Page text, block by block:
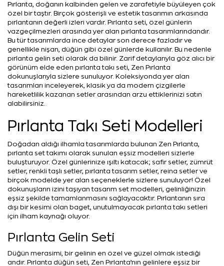
Pırlanta, doğanın kalbinden gelen ve zarafetiyle büyüleyen çok
özel bir taştır. Birçok gösterişli ve estetik tasarımın arkasında
pırlantanın değerli izleri vardır. Pırlanta seti, özel günlerin
vazgeçilmezleri arasında yer alan pırlanta tasarımlarındandır.
Bu tür tasarımlarda ince detaylar son derece fazladır ve
genellikle nişan, düğün gibi özel günlerde kullanılır. Bu nedenle
pırlanta gelin seti olarak da bilinir. Zarif detaylarıyla göz alıcı bir
görünüm elde eden pırlanta takı seti, Zen Pırlanta
dokunuşlarıyla sizlere sunuluyor. Koleksiyonda yer alan
tasarımları inceleyerek, klasik ya da modern çizgilerle
hareketlilik kazanan setler arasından arzu ettiklerinizi satın
alabilirsiniz.
Pırlanta Takı Seti Modelleri
Doğadan aldığı ilhamla tasarımlarda bulunan Zen Pırlanta,
pırlanta set takımı olarak sunulan eşsiz modelleri sizlerle
buluşturuyor. Özel günlerinize ışıltı katacak; safir setler, zümrüt
setler, renkli taşlı setler, pırlanta tasarım setler, reina setler ve
birçok modelde yer alan seçeneklerle sizlere sunuluyor! Özel
dokunuşların izini taşıyan tasarım set modelleri, gelinliğinizin
eşsiz şekilde tamamlanmasını sağlayacaktır. Pırlantanın sıra
dışı bir kesimi olan baget, unutulmayacak pırlanta takı setleri
için ilham kaynağı oluyor.
Pırlanta Gelin Seti
Düğün merasimi, bir gelinin en özel ve güzel olmak istediği
andır. Pırlanta düğün seti, Zen Pırlanta’nın gelinlere eşsiz bir